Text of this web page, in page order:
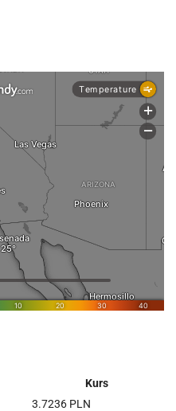
Kurs
3.7236 PLN